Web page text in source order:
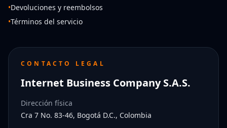
•Devoluciones y reembolsos
•Términos del servicio
CONTACTO LEGAL
Internet Business Company S.A.S.
Dirección física
Cra 7 No. 83-46, Bogotá D.C., Colombia